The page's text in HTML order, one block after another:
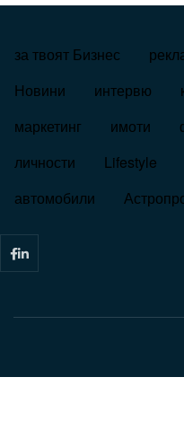
за твоят Бизнес
Новини интервю
маркетинг
имоти
личности
Lifestyle
автомобили